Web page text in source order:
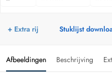
+ Extra rij Stuklijst
Afbeeldingen Beschrijving